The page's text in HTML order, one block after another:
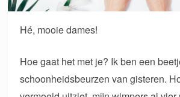
Hé, mooie dames!
Hoe gaat het met je? Ik ben een
schoonheidsbeurzen van gisteren.